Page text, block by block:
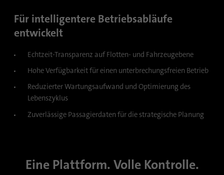
Für intelligentere Betriebsabläufe
entwickelt
Echtzeit-Transparenz auf Flotten- und Fahrzeugebene
Hohe Verfügbarkeit für einen unterbrechungsfreien Betrieb
Reduzierter Wartungsaufwand und Optimierung des
Lebenszyklus
Zuverlässige Passagierdaten für die strategische Planung
Eine Plattform. Volle Kontrolle.
Name
Anbieter .linkedin.com
Datenzentrums.
Anbieter .linkedin.com